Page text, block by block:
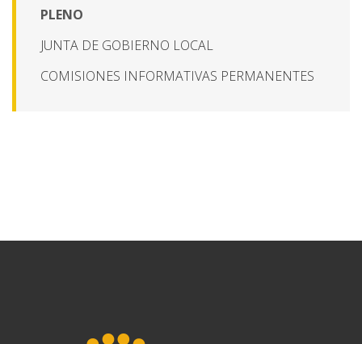
PLENO
JUNTA DE GOBIERNO LOCAL
COMISIONES INFORMATIVAS PERMANENTES